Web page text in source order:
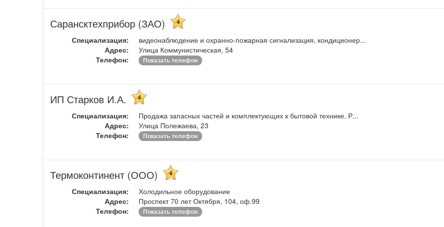
Сарансктехприбор (ЗАО) 4
Специализация:
видеонаблюдение и охранно-пожарная сигнализация, кондиционер...
Адрес:
Улица Коммунистическая, 54
Телефон:
Показать телефон
ИП Старков И.А. 4
Специализация:
Продажа запасных частей и комплектующих к бытовой технике. Р...
Адрес:
Улица Полежаева, 23
Телефон:
Показать телефон
Термоконтинент (ООО) 4
Специализация:
Холодильное оборудование
Адрес:
Проспект 70 лет Октября, 104, оф.99
Телефон:
Показать телефон